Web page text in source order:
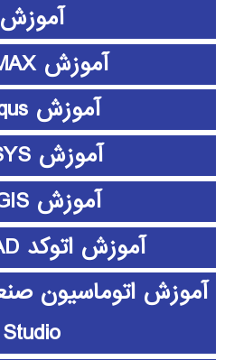
آموزش
آموزش 3D MAX
آموزش abaqus
آموزش ANSYS
آموزش ArcGIS
آموزش اتوکد AUTOCAD
Studio